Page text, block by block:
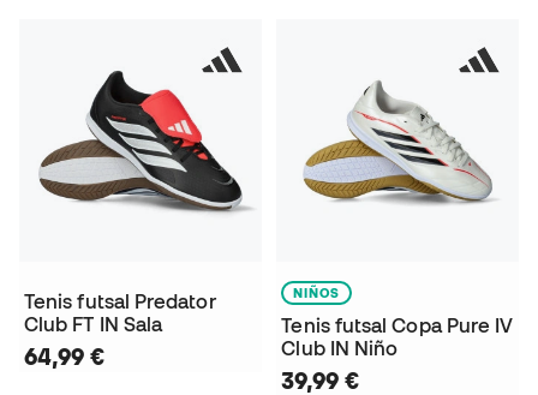
Tenis futsal Predator
Club FT IN Sala
64,99 €
NIÑOS
Tenis futsal Copa Pure IV
Club IN Niño
39,99 €